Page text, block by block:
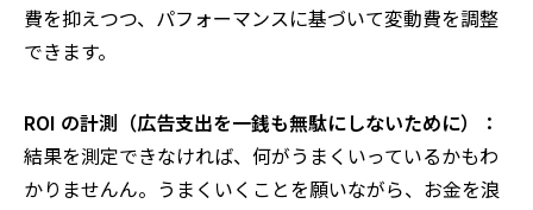
費を抑えつつ、パフォーマンスに基づいて変動費を調整
できます。
ROI の計測（広告支出を一銭も無駄にしないために）：
結果を測定できなければ、何がうまくいっているかもわ
かりませんん。うまくいくことを願いながら、お金を浪